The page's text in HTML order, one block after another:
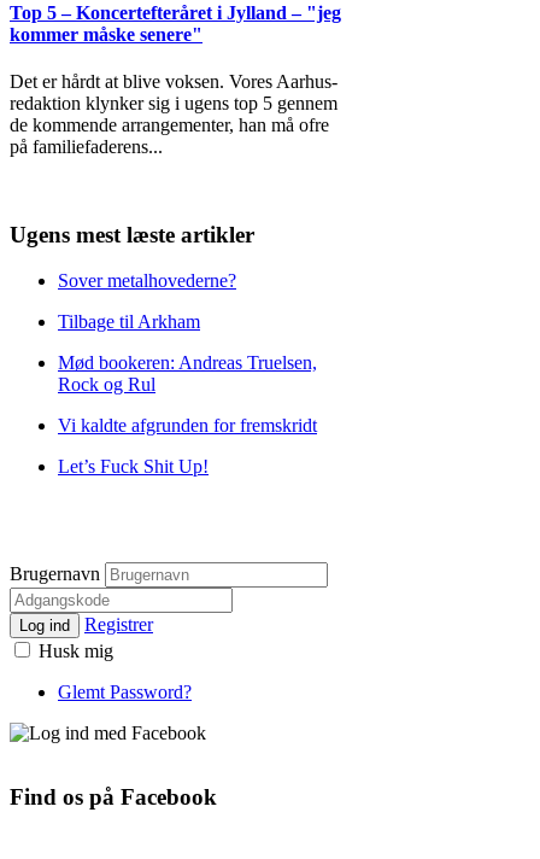
Top 5 – Koncertefteråret i Jylland – "jeg
kommer måske senere"
Det er hårdt at blive voksen. Vores Aarhus-
redaktion klynker sig i ugens top 5 gennem
de kommende arrangementer, han må ofre
på familiefaderens...
Ugens mest læste artikler
Sover metalhovederne?
Tilbage til Arkham
Mød bookeren: Andreas Truelsen,
Rock og Rul
Vi kaldte afgrunden for fremskridt
Let’s Fuck Shit Up!
Brugernavn
Log ind
Registrer
Husk mig
Glemt Password?
Find os på Facebook